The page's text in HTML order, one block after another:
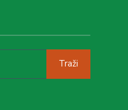
Traži